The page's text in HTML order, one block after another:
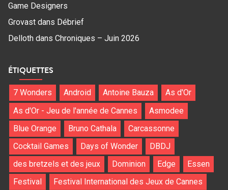
Game Designers
Grovast dans Débrief
Delloth dans Chroniques – Juin 2026
ÉTIQUETTES
7 Wonders Android Antoine Bauza
As d'Or
As d'Or - Jeu de l'année de Cannes
Asmodee
Blue Orange
Bruno Cathala
Carcassonne
Cocktail Games
Days of Wonder
DBDJ
des bretzels et des jeux
Dominion Edge
Essen
Festival
Festival International des Jeux de Cannes